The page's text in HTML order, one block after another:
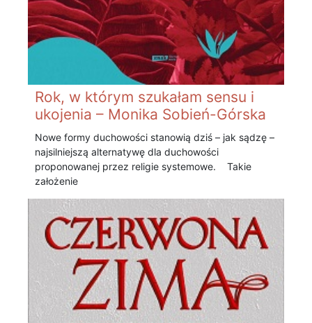
Rok, w którym szukałam sensu i
ukojenia – Monika Sobień-Górska
Nowe formy duchowości stanowią dziś – jak sądzę –
najsilniejszą alternatywę dla duchowości
proponowanej przez religie systemowe. Takie
założenie